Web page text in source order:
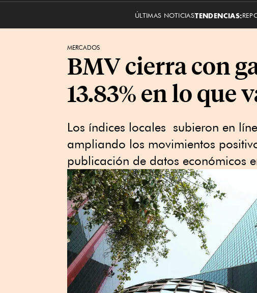
ÚLTIMAS NOTICIASTENDENCIAS:
MERCADOS
BMV cierra con
13.83% en lo que
Los índices locales subieron en
ampliando los movimientos
publicación de datos económicos